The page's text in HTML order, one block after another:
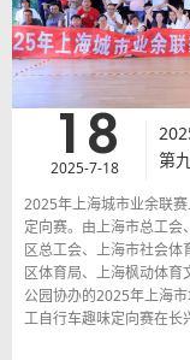
18
2025-7-18
第
2025年上海城市业余联
定向赛。由上海市总工
区总工会、上海市社会
区体育局、上海枫动体
公园协办的2025年上海
工自行车趣味定向赛在长